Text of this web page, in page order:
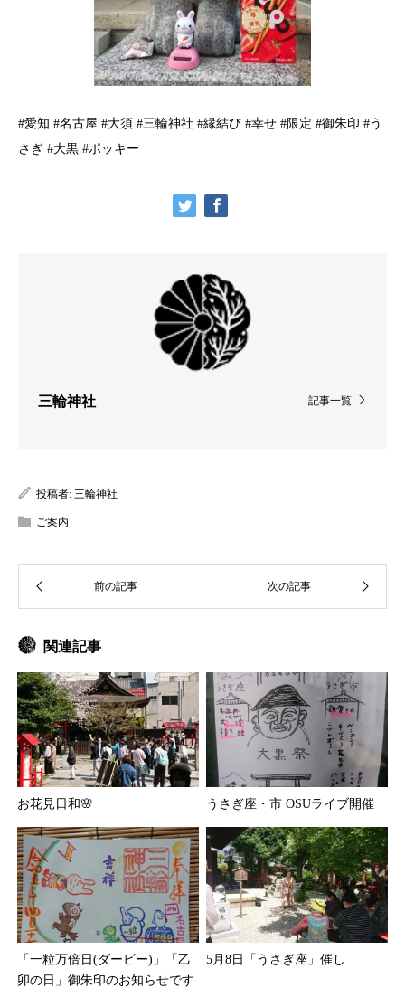
#愛知 #名古屋 #大須 #三輪神社 #縁結び #幸せ #限定 #御朱印 #う
さぎ #大黒 #ポッキー
記事一覧
三輪神社
投稿者: 三輪神社
ご案内
関連記事
お花見日和🌸 うさぎ座・市 OSUライブ開催
「一粒万倍日(ダービー)」「乙
卯の日」御朱印のお知らせです
5月8日「うさぎ座」催し